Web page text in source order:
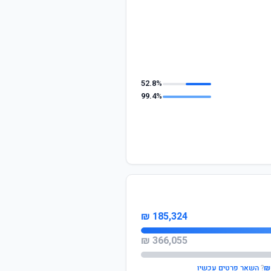
52.8%
99.4%
185,324 ₪
366,055 ₪
?השאר פרטים עכשיו